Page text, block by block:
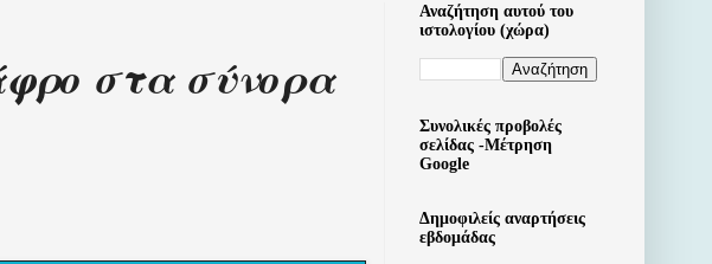
στα σύνορα
Αναζήτηση αυτού του
ιστολογίου (χώρα)
Συνολικές προβολές
σελίδας -Μέτρηση
Google
Δημοφιλείς αναρτήσεις
εβδομάδας